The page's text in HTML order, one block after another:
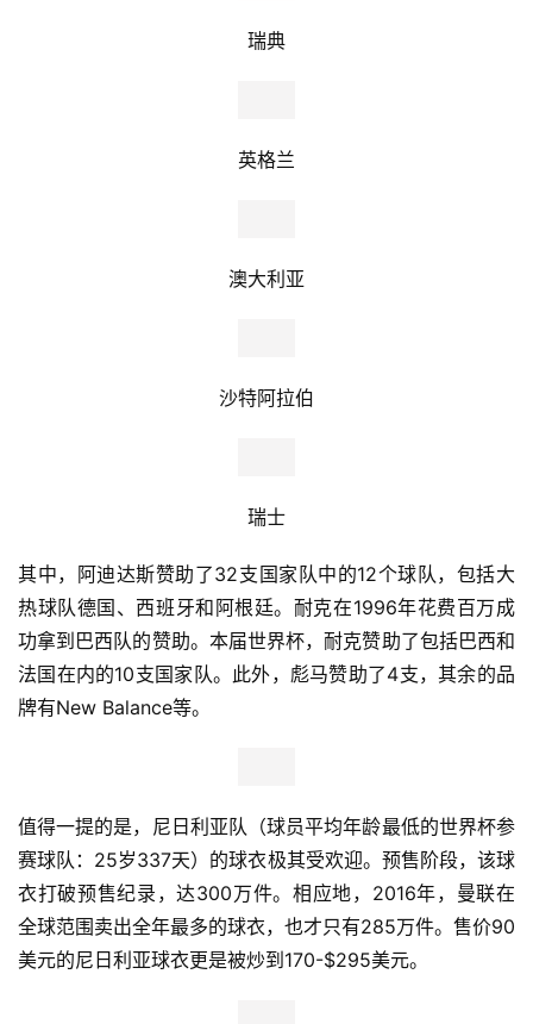
瑞典
英格兰
澳大利亚
沙特阿拉伯
瑞士
其中，阿迪达斯赞助了32支国家队中的12个球队，包括大
热球队德国、西班牙和阿根廷。耐克在1996年花费百万成
功拿到巴西队的赞助。本届世界杯，耐克赞助了包括巴西和
法国在内的10支国家队。此外，彪马赞助了4支，其余的品
牌有New Balance等。
值得一提的是，尼日利亚队（球员平均年龄最低的世界杯参
赛球队：25岁337天）的球衣极其受欢迎。预售阶段，该球
衣打破预售纪录，达300万件。相应地，2016年，曼联在
全球范围卖出全年最多的球衣，也才只有285万件。售价90
美元的尼日利亚球衣更是被炒到170-$295美元。